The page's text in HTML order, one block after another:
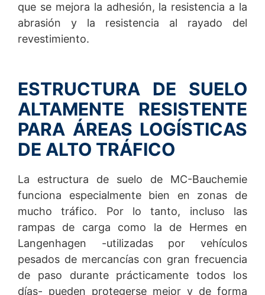
que se mejora la adhesión, la resistencia a la
abrasión y la resistencia al rayado del
revestimiento.
ESTRUCTURA DE SUELO
ALTAMENTE RESISTENTE
PARA ÁREAS LOGÍSTICAS
DE ALTO TRÁFICO
La estructura de suelo de MC-Bauchemie
funciona especialmente bien en zonas de
mucho tráfico. Por lo tanto, incluso las
rampas de carga como la de Hermes en
Langenhagen -utilizadas por vehículos
pesados de mercancías con gran frecuencia
de paso durante prácticamente todos los
días- pueden protegerse mejor y de forma